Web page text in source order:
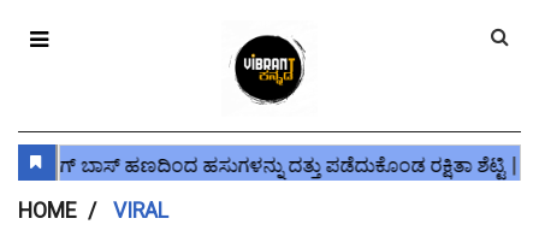
HOME VIRAL